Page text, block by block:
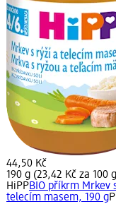
44,50 Kč
190 g (23,42 Kč za 100
HiPPBIO příkrm Mrkev
telecím masem, 190 g